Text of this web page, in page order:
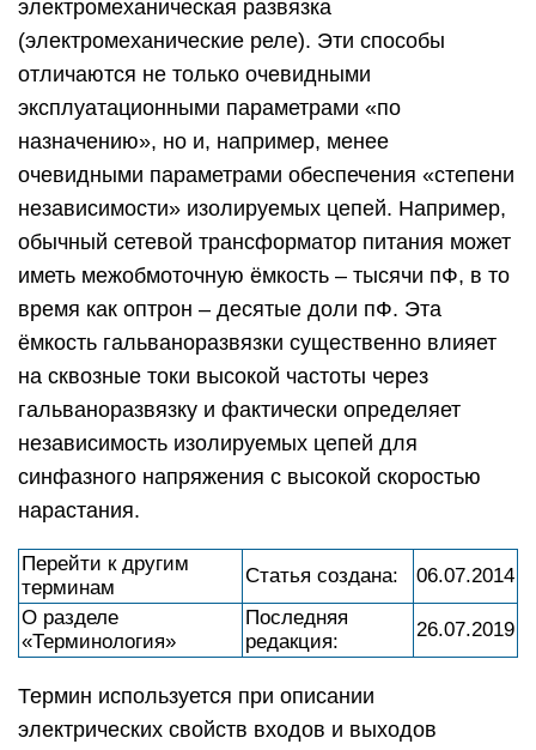
электромеханическая развязка
(электромеханические реле). Эти способы
отличаются не только очевидными
эксплуатационными параметрами «по
назначению», но и, например, менее
очевидными параметрами обеспечения «степени
независимости» изолируемых цепей. Например,
обычный сетевой трансформатор питания может
иметь межобмоточную ёмкость – тысячи пФ, в то
время как оптрон – десятые доли пФ. Эта
ёмкость гальваноразвязки существенно влияет
на сквозные токи высокой частоты через
гальваноразвязку и фактически определяет
независимость изолируемых цепей для
синфазного напряжения с высокой скоростью
нарастания.
Перейти к другим
терминам
Cтатья создана:
06.07.2014
О разделе
«Терминология»
Последняя
редакция:
26.07.2019
Термин используется при описании
электрических свойств входов и выходов